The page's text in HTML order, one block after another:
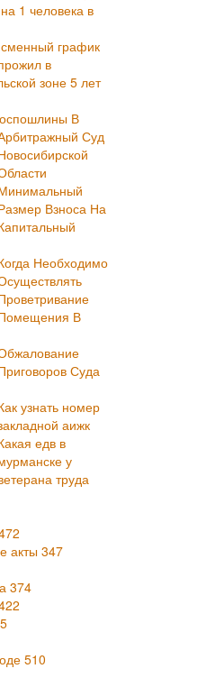
1 человека в
график
в
зоне 5 лет
В
Суд
Взноса На
Необходимо
В
Суда
узнать номер
аижк
едв в
у
труда
акты347
374
510